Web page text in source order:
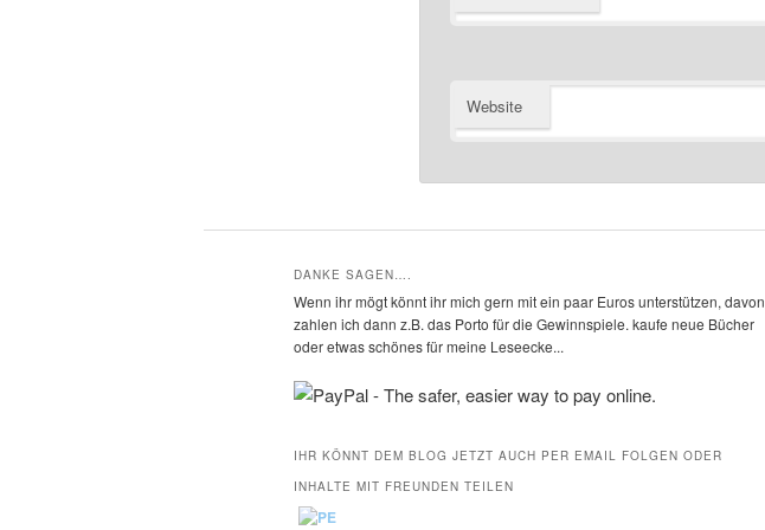
Website
DANKE SAGEN….
Wenn ihr mögt könnt ihr mich gern mit ein paar Euros unterstützen, davon
zahlen ich dann z.B. das Porto für die Gewinnspiele. kaufe neue Bücher
oder etwas schönes für meine Leseecke...
IHR KÖNNT DEM BLOG JETZT AUCH PER EMAIL FOLGEN ODER
INHALTE MIT FREUNDEN TEILEN